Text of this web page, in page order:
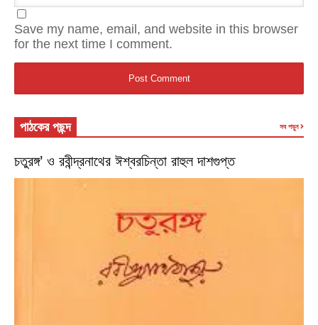
Save my name, email, and website in this browser
for the next time I comment.
পাঠকের পছন্দ সব পড়ুন
চতুরঙ্গ’ ও রবীন্দ্রনাথের ঈশ্বরচিন্তা রাহুল দাশগুপ্ত